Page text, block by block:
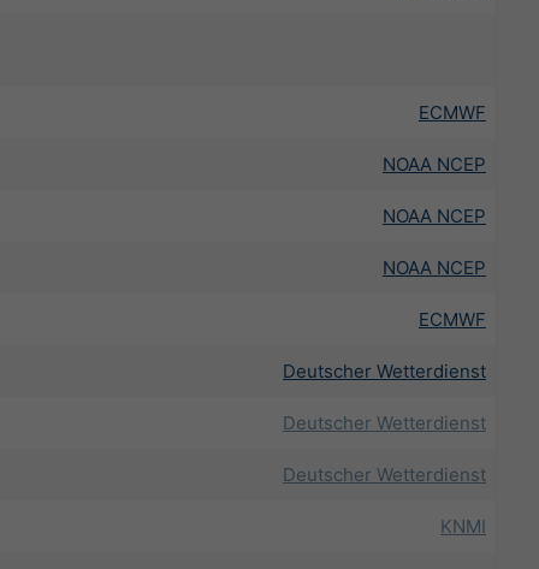
ECMWF
NOAA NCEP
NOAA NCEP
NOAA NCEP
ECMWF
Deutscher Wetterdienst
Deutscher Wetterdienst
Deutscher Wetterdienst
KNMI